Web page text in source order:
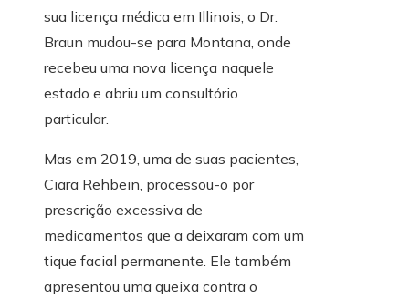
sua licença médica em Illinois, o Dr.
Braun mudou-se para Montana, onde
recebeu uma nova licença naquele
estado e abriu um consultório
particular.
Mas em 2019, uma de suas pacientes,
Ciara Rehbein, processou-o por
prescrição excessiva de
medicamentos que a deixaram com um
tique facial permanente. Ele também
apresentou uma queixa contra o